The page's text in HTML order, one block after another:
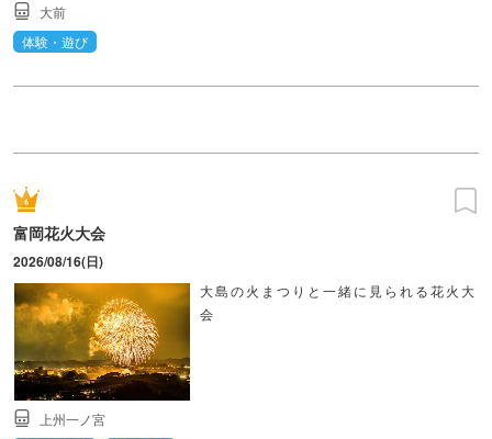
大前
体験・遊び
富岡花火大会
2026/08/16(日)
大島の火まつりと一緒に見られる花火大
会
上州一ノ宮